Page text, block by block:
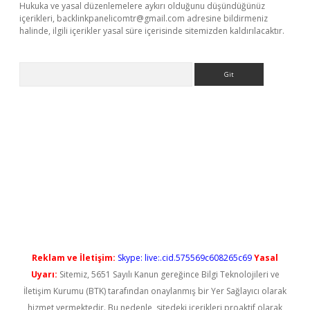
Hukuka ve yasal düzenlemelere aykırı olduğunu düşündüğünüz
içerikleri, backlinkpanelicomtr@gmail.com adresine bildirmeniz
halinde, ilgili içerikler yasal süre içerisinde sitemizden kaldırılacaktır.
Reklam ve İletişim: Skype: live:.cid.575569c608265c69Yasal
Uyarı: Sitemiz, 5651 Sayılı Kanun gereğince Bilgi Teknolojileri ve
İletişim Kurumu (BTK) tarafından onaylanmış bir Yer Sağlayıcı olarak
hizmet vermektedir. Bu nedenle, sitedeki içerikleri proaktif olarak